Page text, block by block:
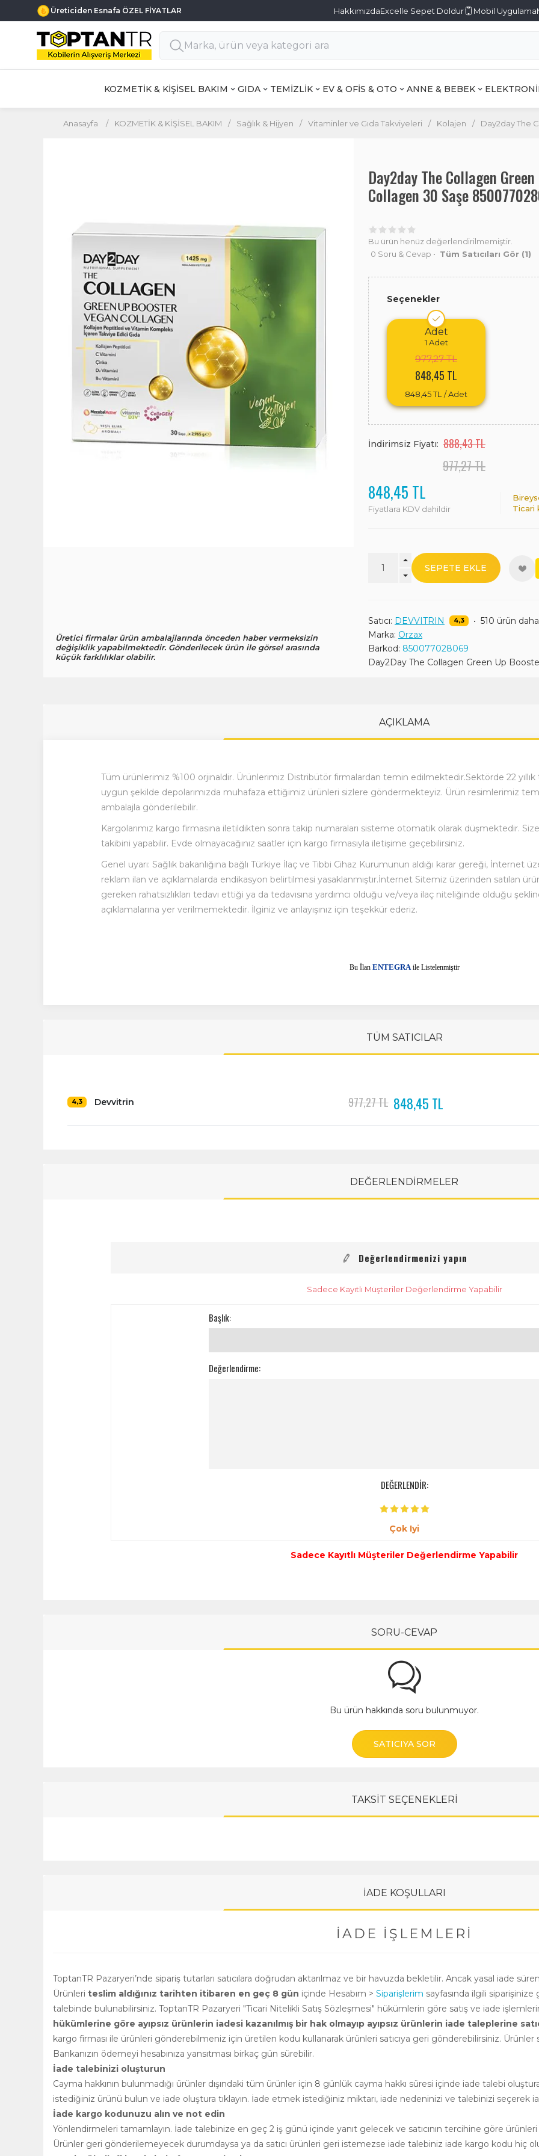
Üreticiden Esnafa ÖZEL FİYATLAR HakkımızdaExcelle Sepet Doldur Mobil Uygulama
KOZMETİK & KİŞİSEL BAKIM GIDA TEMİZLİK EV & OFİS & OTO ANNE & BEBEK
Anasayfa / KOZMETİK & KİŞİSEL BAKIM / Sağlık & Hijyen / Vitaminler ve Gıda Takviyeleri / Kolajen / Day2day The
Üretici firmalar ürün ambalajlarında önceden haber vermeksizin
değişiklik yapabilmektedir. Gönderilecek ürün ile görsel arasında
küçük farklılıklar olabilir.
Day2day The Collagen
Collagen 30 Saşe
Bu ürün henüz değerlendirilmemiştir.
0 Soru & Cevap • Tüm Satıcıları Gör (1)
Seçenekler
Adet
1 Adet
977,27 TL
848,45 TL
848,45 TL / Adet
İndirimsiz Fiyatı: 888,43 TL
977,27 TL
848,45 TL
Fiyatlara KDV dahildir
Ticari
SEPETE EKLE
Satıcı: DEVVITRIN 4,3 • 510 ürün daha
Marka: Orzax
Barkod: 850077028069
Day2Day The Collagen Green Up
AÇIKLAMA
Tüm ürünlerimiz %100 orjinaldir. Ürünlerimiz Distribütör firmalardan temin edilmektedir.Sektörde 22 yıllık
uygun şekilde depolarımızda muhafaza ettiğimiz ürünleri sizlere göndermekteyiz. Ürün resimlerimiz
ambalajla gönderilebilir.
Kargolarımız kargo firmasına iletildikten sonra takip numaraları sisteme otomatik olarak düşmektedir.
takibini yapabilir. Evde olmayacağınız saatler için kargo firmasıyla iletişime geçebilirsiniz.
Genel uyarı: Sağlık bakanlığına bağlı Türkiye İlaç ve Tıbbi Cihaz Kurumunun aldığı karar gereği, İnternet
reklam ilan ve açıklamalarda endikasyon belirtilmesi yasaklanmıştır.İnternet Sitemiz üzerinden satılan
gereken rahatsızlıkları tedavı ettiği ya da tedavısına yardımcı olduğu ve/veya ilaç niteliğinde olduğu
açıklamalarına yer verilmemektedir. İlginiz ve anlayışınız için teşekkür ederiz.
Bu İlan ENTEGRAile Listelenmiştir
TÜM SATICILAR
4,3 Devvitrin 977,27 TL 848,45 TL
DEĞERLENDİRMELER
Değerlendirmenizi yapın
Sadece Kayıtlı Müşteriler Değerlendirme Yapabilir
Başlık:
Değerlendirme:
DEĞERLENDİR:
Çok Iyi
Sadece Kayıtlı Müşteriler Değerlendirme Yapabilir
SORU-CEVAP
Bu ürün hakkında soru bulunmuyor.
SATICIYA SOR
TAKSİT SEÇENEKLERİ
İADE KOŞULLARI
İADE İŞLEMLERI
ToptanTR Pazaryeri’nde sipariş tutarları satıcılara doğrudan aktarılmaz ve bir havuzda bekletilir. Ancak yasal iade
Ürünleri teslim aldığınız tarihten itibaren en geç 8 gün içinde Hesabım > Siparişlerim sayfasında ilgili
talebinde bulunabilirsiniz. ToptanTR Pazaryeri "Ticari Nitelikli Satış Sözleşmesi" hükümlerin göre satış ve iade
hükümlerine göre ayıpsız ürünlerin iadesi kazanılmış bir hak olmayıp ayıpsız ürünlerin iade taleplerine
kargo firması ile ürünleri gönderebilmeniz için üretilen kodu kullanarak ürünleri satıcıya geri gönderebilirsiniz. Ürünler
Bankanızın ödemeyi hesabınıza yansıtması birkaç gün sürebilir.
İade talebinizi oluşturun
Cayma hakkının bulunmadığı ürünler dışındaki tüm ürünler için 8 günlük cayma hakkı süresi içinde iade talebi
istediğiniz ürünü bulun ve iade oluştura tıklayın. İade etmek istediğiniz miktarı, iade nedeninizi ve talebinizi seçerek
İade kargo kodunuzu alın ve not edin
Yönlendirmeleri tamamlayın. İade talebinize en geç 2 iş günü içinde yanıt gelecek ve satıcının tercihine göre
Ürünler geri gönderilemeyecek durumdaysa ya da satıcı ürünleri geri istemezse iade talebiniz iade kargo kodu hiç